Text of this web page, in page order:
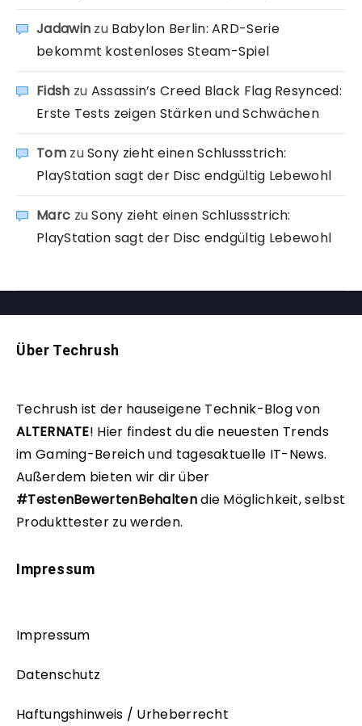
Jadawin zu Babylon Berlin: ARD-Serie
bekommt kostenloses Steam-Spiel
Fidsh zu Assassin’s Creed Black Flag Resynced:
Erste Tests zeigen Stärken und Schwächen
TomzuSony zieht einen Schlussstrich:
PlayStation sagt der Disc endgültig Lebewohl
Marc zuSony zieht einen Schlussstrich:
PlayStation sagt der Disc endgültig Lebewohl
Über Techrush
Techrush ist der hauseigene Technik-Blog von
ALTERNATE! Hier findest du die neuesten Trends
im Gaming-Bereich und tagesaktuelle IT-News.
Außerdem bieten wir dir über
#TestenBewertenBehaltendie Möglichkeit, selbst
Produkttester zu werden.
Impressum
Impressum
Datenschutz
Haftungshinweis / Urheberrecht